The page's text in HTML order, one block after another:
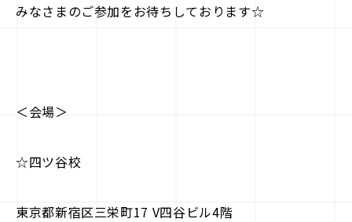
みなさまのご参加をお待ちしております☆
＜会場＞
☆四ツ谷校
東京都新宿区三栄町17 V四谷ビル4階